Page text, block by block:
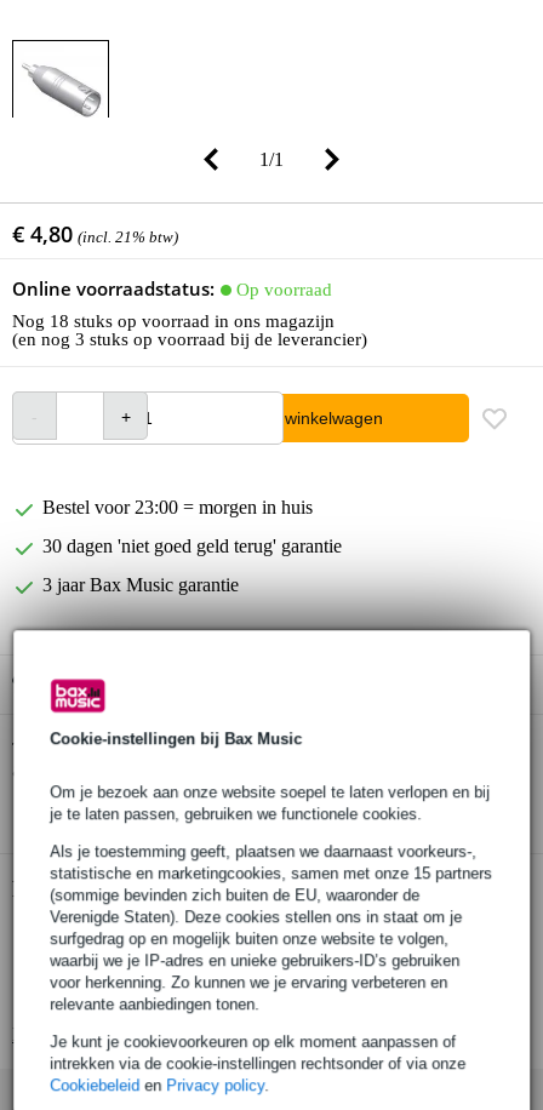
Cookie-instellingen bij Bax Music
Om je bezoek aan onze website soepel te laten verlopen en bij
je te laten passen, gebruiken we functionele cookies.
Als je toestemming geeft, plaatsen we daarnaast voorkeurs-,
statistische en marketingcookies, samen met onze 15 partners
(sommige bevinden zich buiten de EU, waaronder de
Verenigde Staten). Deze cookies stellen ons in staat om je
surfgedrag op en mogelijk buiten onze website te volgen,
waarbij we je IP-adres en unieke gebruikers-ID’s gebruiken
voor herkenning. Zo kunnen we je ervaring verbeteren en
relevante aanbiedingen tonen.
Je kunt je cookievoorkeuren op elk moment aanpassen of
intrekken via de cookie-instellingen rechtsonder of via onze
Cookiebeleid en Privacy policy.
1/1
€ 4,80 (incl. 21% btw)
Online voorraadstatus:
Op voorraad
Nog 18 stuks op voorraad in ons magazijn
(en nog 3 stuks op voorraad bij de leverancier)
In winkelwagen
Bestel voor 23:00 = morgen in huis
30 dagen 'niet goed geld terug' garantie
3 jaar Bax Music garantie
Gratis ophalen in de winkel
Twijfel je of deProcab VC135 Basic XLR male - RCA male
Start de check
Productinformatie
Procab VC135
verloopadapter
connectoren: XLR male – RCA male
Bekijk alle productspecificaties